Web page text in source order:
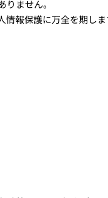
ません。
報保護に万全を期しま